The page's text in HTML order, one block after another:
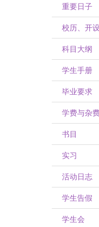
重要日子
校历、开
科目大纲
学生手册
毕业要求
学费与杂
书目
实习
活动日志
学生告假
学生会